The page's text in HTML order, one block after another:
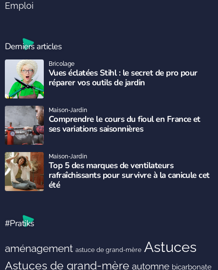
Emploi
Derniers articles
Vues éclatées Stihl : le secret de pro pour
réparer vos outils de jardin
Bricolage
Comprendre le cours du fioul en France et
ses variations saisonnières
Maison-Jardin
Top 5 des marques de ventilateurs
rafraîchissants pour survivre à la canicule cet
été
Maison-Jardin
#Pratiks
aménagement astuce de grand-mère Astuces
Astuces de grand-mère automne bicarbonate